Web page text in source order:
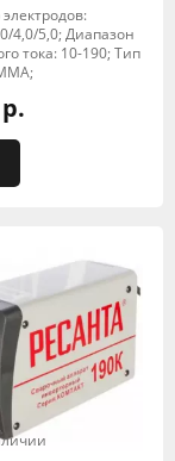
4,0/5,0; Диапазон
тока: 10-190; Тип